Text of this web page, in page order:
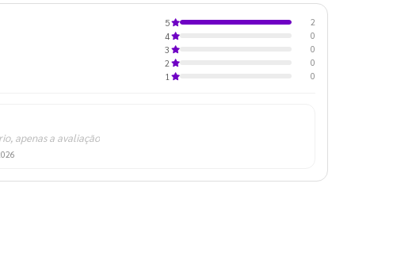
5
2
4
0
3
0
2
0
1
0
apenas a avaliação